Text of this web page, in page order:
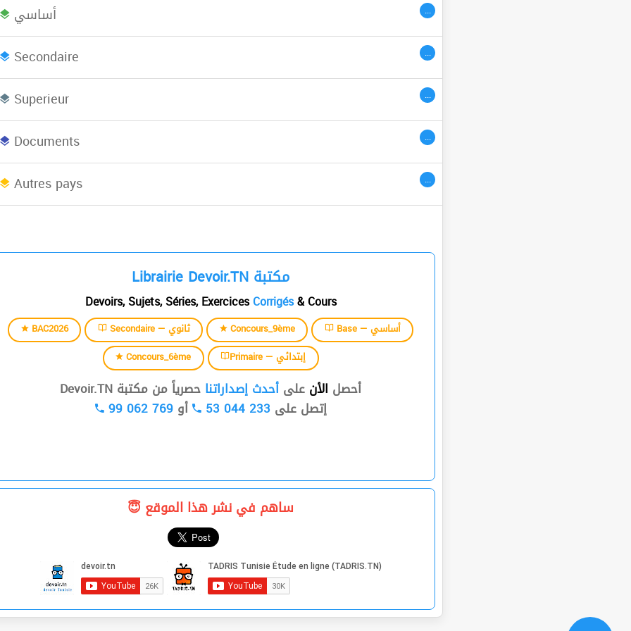
أساسي ...
Secondaire ...
Superieur ...
Bac plus 2
Documents ...
Concours
Autres pays ...
Afrique du Nord
Librairie Devoir.TN مكتبة
Devoirs, Sujets, Séries, ExercicesCorrigés& Cours
BAC2026 Secondaire — ثانوي Concours_9ème
Base — أساسي
Concours_6ème
Primaire — إبتدائي
أحصل الأن على أحدث إصداراتنا حصرياً من مكتبة Devoir.TN
إتصل على 53 044 233 أو99 062 769
ساهم في نشر هذا الموقع 😇